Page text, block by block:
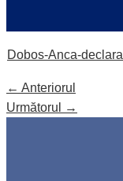
Dobos-Anca-
← Anteriorul
Următorul
→